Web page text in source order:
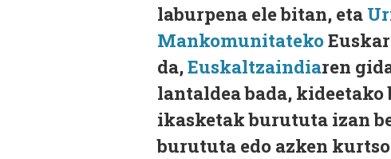
laburpena ele bitan, eta
Mankomunitateko
da,Euskaltzaindiaren
lantaldea bada,
ikasketak burututa izan
burututa edo azken